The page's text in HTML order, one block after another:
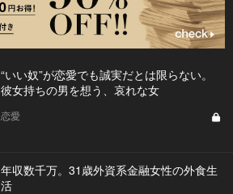
“いい奴”が恋愛でも誠実だとは限らない。
彼女持ちの男を想う、哀れな女
恋愛
年収数千万。31歳外資系金融女性の外食生
活